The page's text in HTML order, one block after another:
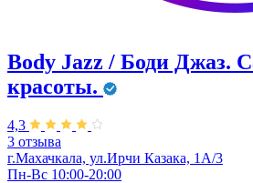
Body Jazz / Боди Джаз.
красоты.
4,3
3 отзыва
г.Махачкала, ул.Ирчи Казака, 1А/3
Пн-Вс 10:00-20:00